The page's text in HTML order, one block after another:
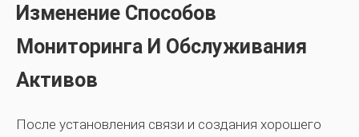
Изменение Способов
Мониторинга И Обслуживания
Активов
После установления связи и создания хорошего